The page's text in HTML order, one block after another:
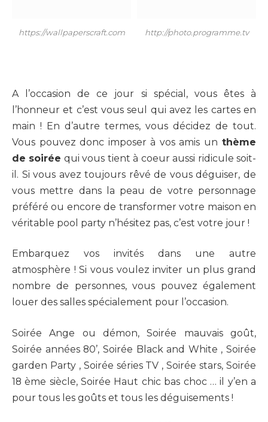
https://wallpaperscraft.com http://photo.programme.tv
A l’occasion de ce jour si spécial, vous êtes à
l’honneur et c’est vous seul qui avez les cartes en
main ! En d’autre termes, vous décidez de tout.
Vous pouvez donc imposer à vos amis un thème
de soirée qui vous tient à coeur aussi ridicule soit-
il. Si vous avez toujours rêvé de vous déguiser, de
vous mettre dans la peau de votre personnage
préféré ou encore de transformer votre maison en
véritable pool party n’hésitez pas, c’est votre jour !
Embarquez vos invités dans une autre
atmosphère ! Si vous voulez inviter un plus grand
nombre de personnes, vous pouvez également
louer des salles spécialement pour l’occasion.
Soirée Ange ou démon, Soirée mauvais goût,
Soirée années 80’, Soirée Black and White , Soirée
garden Party , Soirée séries TV , Soirée stars, Soirée
18 ème siècle, Soirée Haut chic bas choc … il y’en a
pour tous les goûts et tous les déguisements !